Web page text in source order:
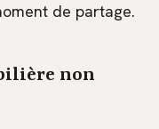
de partage.
non